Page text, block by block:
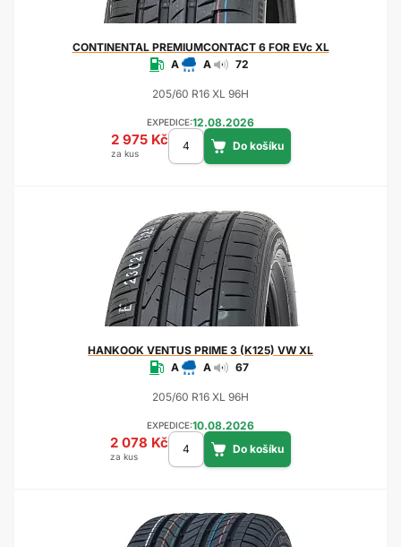
CONTINENTALPREMIUMCONTACT 6 FOR EVc XL
A
A 72
205/60 R16 XL 96H
EXPEDICE:12.08.2026
2 975 Kč
za kus
HANKOOK VENTUS PRIME 3 (K125) VW XL
A
A 67
205/60 R16 XL 96H
EXPEDICE:10.08.2026
2 078 Kč
za kus